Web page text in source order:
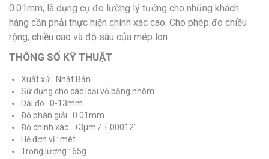
0.01mm, là dụng cụ đo lường lý tưởng cho những khách
hàng cần phải thực hiện chính xác cao. Cho phép đo chiều
rộng, chiều cao và độ sâu của mép lon.
THÔNG SỐ KỸ THUẬT
Xuất xứ : Nhật Bản
Sử dụng cho các loại vỏ bằng nhôm
Dải đo : 0-13mm
Độ phân giải : 0.01mm
Độ chính xác : ±3µm / ±.00012″
Hệ đơn vị : mét
Trọng lượng : 65g